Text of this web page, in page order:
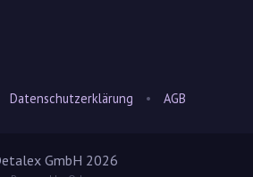
Datenschutzerklärung • AGB
GmbH 2026